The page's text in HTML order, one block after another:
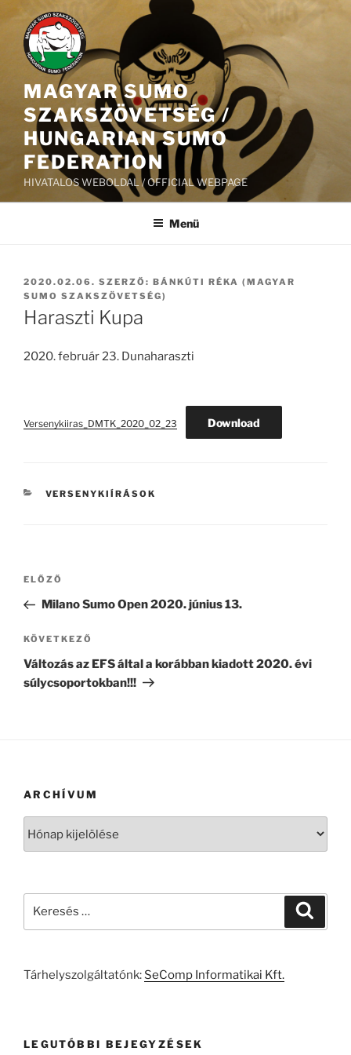
Tartalomhoz
MAGYAR SUMO
SZAKSZÖVETSÉG /
HUNGARIAN SUMO
FEDERATION
HIVATALOS WEBOLDAL / OFFICIAL WEBPAGE
Menü
BEKÜLDVE:
2020.02.06. SZERZŐ: BÁNKÚTI RÉKA (MAGYAR
SUMO SZAKSZÖVETSÉG)
Haraszti Kupa
2020. február 23. Dunaharaszti
Versenykiiras_DMTK_2020_02_23 Download
KATEGÓRIÁK
VERSENYKIÍRÁSOK
Bejegyzés
Korábbi
bejegyzés
ELŐZŐ
Milano Sumo Open 2020. június 13.
Következő
bejegyzés
KÖVETKEZŐ
Változás az EFS által a korábban kiadott 2020. évi
súlycsoportokban!!!
ARCHÍVUM
Tárhelyszolgáltatónk: SeComp Informatikai Kft.
LEGUTÓBBI BEJEGYZÉSEK